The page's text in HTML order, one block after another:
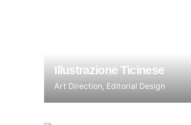
Illustrazione Ticinese
Art Direction Editorial Design